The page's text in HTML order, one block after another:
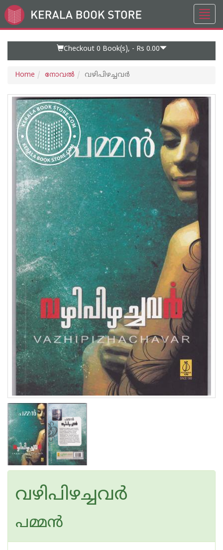
Go
to
Checkout 0 Book(s), - Rs 0.00
Home നോവല്‍ വഴിപിഴച്ചവര്‍
വഴിപിഴച്ചവര്‍
പമ്മന്‍